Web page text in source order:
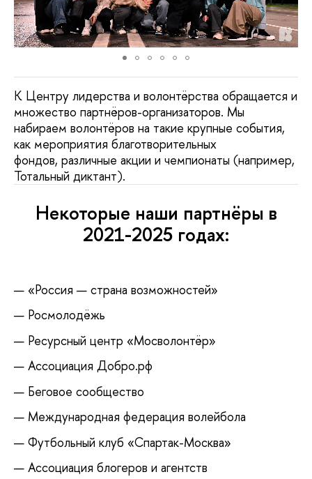
К Центру лидерства и волонтёрства обращается и
множество партнёров-организаторов. Мы
набираем волонтёров на такие крупные события,
как мероприятия благотворительных
фондов, различные акции и чемпионаты (например,
Тотальный диктант).
Некоторые наши партнёры в
2021-2025 годах:
«Россия — страна возможностей»
Росмолодёжь
Ресурсный центр «Мосволонтёр»
Ассоциация Добро.рф
Беговое сообщество
Международная федерация волейбола
Футбольный клуб «‎Спартак-Москва»
Ассоциация блогеров и агентств